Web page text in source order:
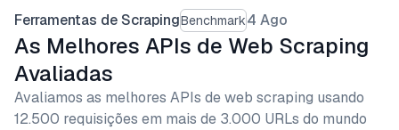
Ferramentas de ScrapingBenchmark4 Ago
As Melhores APIs de Web Scraping
Avaliadas
Avaliamos as melhores APIs de web scraping usando
12.500 requisições em mais de 3.000 URLs do mundo